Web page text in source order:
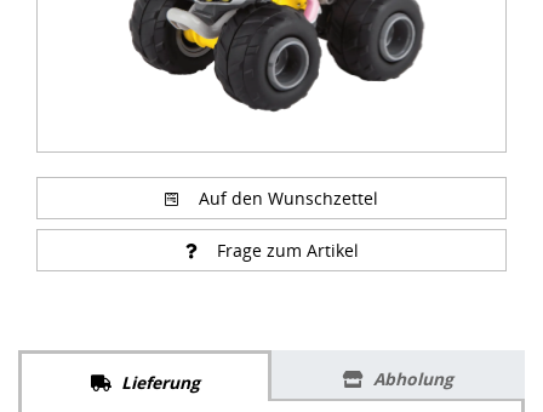
Auf den Wunschzettel
Frage zum Artikel
Lieferung Abholung